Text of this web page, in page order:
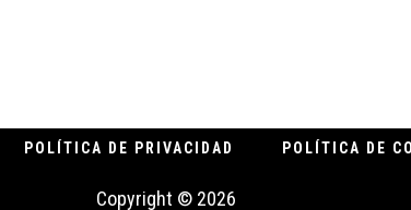
POLÍTICA DE PRIVACIDAD POLÍTICA DE
Copyright © 2026